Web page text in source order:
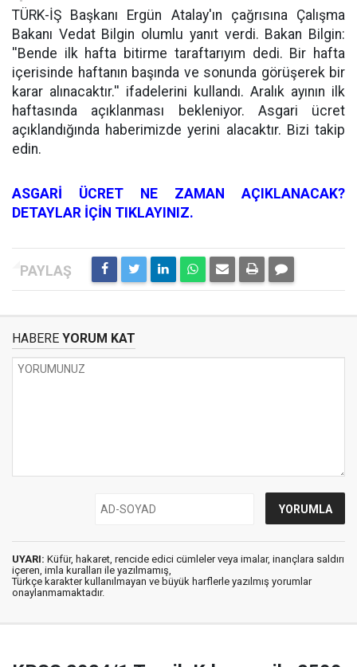
TÜRK-İŞ Başkanı Ergün Atalay'ın çağrısına Çalışma
Bakanı Vedat Bilgin olumlu yanıt verdi. Bakan Bilgin:
''Bende ilk hafta bitirme taraftarıyım dedi. Bir hafta
içerisinde haftanın başında ve sonunda görüşerek bir
karar alınacaktır.'' ifadelerini kullandı. Aralık ayının ilk
haftasında açıklanması bekleniyor. Asgari ücret
açıklandığında haberimizde yerini alacaktır. Bizi takip
edin.
ASGARİ ÜCRET NE ZAMAN AÇIKLANACAK?
DETAYLAR İÇİN TIKLAYINIZ.
HABERE YORUM KAT
UYARI: Küfür, hakaret, rencide edici cümleler veya imalar, inançlara saldırı
içeren, imla kuralları ile yazılmamış,
Türkçe karakter kullanılmayan ve büyük harflerle yazılmış yorumlar
onaylanmamaktadır.